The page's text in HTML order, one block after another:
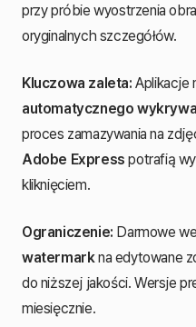
przy próbie wyostrzenia
oryginalnych szczegółów.
Kluczowa zaleta: Aplikacje
automatycznego
proces zamazywania na
Adobe Express potrafią
kliknięciem.
Ograniczenie: Darmowe
watermarkna edytowane
do niższej jakości. Wersje
miesięcznie.